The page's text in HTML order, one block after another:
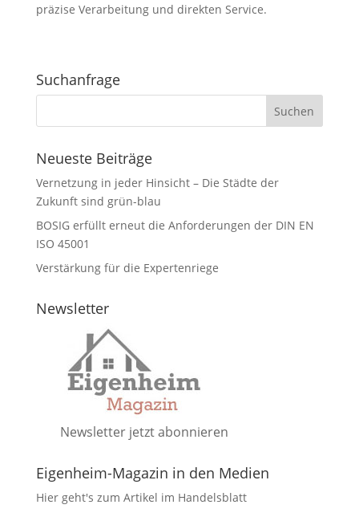
präzise Verarbeitung und direkten Service.
Suchanfrage
Neueste Beiträge
Vernetzung in jeder Hinsicht – Die Städte der
Zukunft sind grün-blau
BOSIG erfüllt erneut die Anforderungen der DIN EN
ISO 45001
Verstärkung für die Expertenriege
Newsletter
Newsletter jetzt abonnieren
Eigenheim-Magazin in den Medien
Hier geht's zum Artikel im Handelsblatt